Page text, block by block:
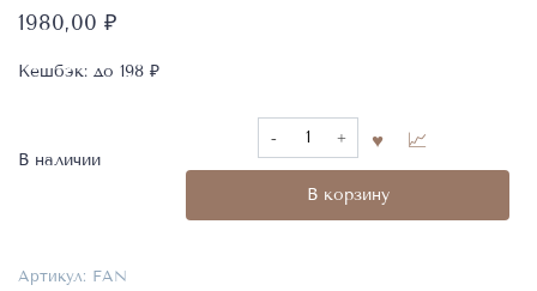
1980,00 ₽
Кешбэк: до 198 ₽
В наличии
Количество
товара
В корзину
Артикул: FAN